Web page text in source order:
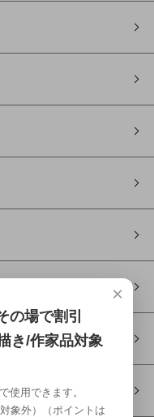
×
の場で割引
き/作家品対象
使用できます。
象外）（ポイントは